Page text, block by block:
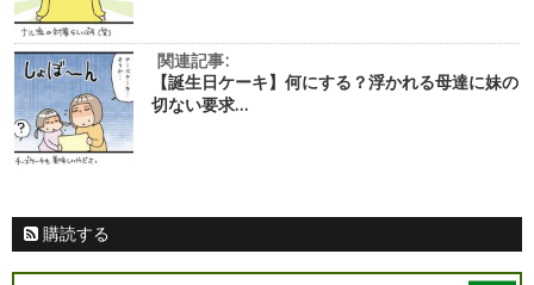
関連記事:
【誕生日ケーキ】何にする？浮かれる母達に妹の
切ない要求…
購読する